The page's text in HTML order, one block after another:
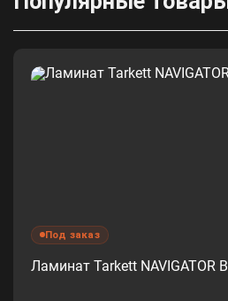
Под заказ
Ламинат Tarkett NAVIGATOR